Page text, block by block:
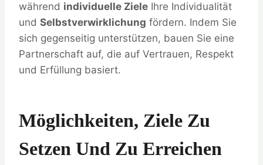
während individuelle Ziele Ihre Individualität
und Selbstverwirklichung fördern. Indem Sie
sich gegenseitig unterstützen, bauen Sie eine
Partnerschaft auf, die auf Vertrauen, Respekt
und Erfüllung basiert.
Möglichkeiten, Ziele Zu
Setzen Und Zu Erreichen